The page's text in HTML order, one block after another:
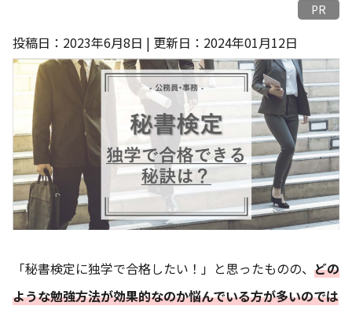
PR
投稿日：2023年6月8日 | 更新日：2024年01月12日
「秘書検定に独学で合格したい！」と思ったものの、 どの
ような勉強方法が効果的なのか悩んでいる方が多いのでは